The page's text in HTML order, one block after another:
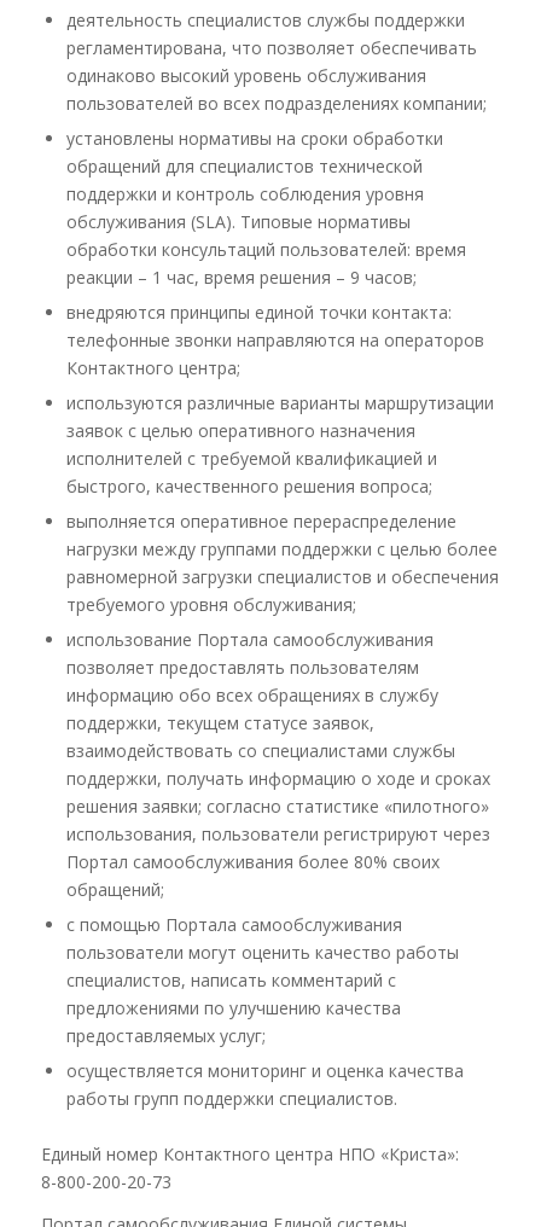
деятельность специалистов службы поддержки
регламентирована, что позволяет обеспечивать
одинаково высокий уровень обслуживания
пользователей во всех подразделениях компании;
установлены нормативы на сроки обработки
обращений для специалистов технической
поддержки и контроль соблюдения уровня
обслуживания (SLA). Типовые нормативы
обработки консультаций пользователей: время
реакции – 1 час, время решения – 9 часов;
внедряются принципы единой точки контакта:
телефонные звонки направляются на операторов
Контактного центра;
используются различные варианты маршрутизации
заявок с целью оперативного назначения
исполнителей с требуемой квалификацией и
быстрого, качественного решения вопроса;
выполняется оперативное перераспределение
нагрузки между группами поддержки с целью более
равномерной загрузки специалистов и обеспечения
требуемого уровня обслуживания;
использование Портала самообслуживания
позволяет предоставлять пользователям
информацию обо всех обращениях в службу
поддержки, текущем статусе заявок,
взаимодействовать со специалистами службы
поддержки, получать информацию о ходе и сроках
решения заявки; согласно статистике «пилотного»
использования, пользователи регистрируют через
Портал самообслуживания более 80% своих
обращений;
с помощью Портала самообслуживания
пользователи могут оценить качество работы
специалистов, написать комментарий с
предложениями по улучшению качества
предоставляемых услуг;
осуществляется мониторинг и оценка качества
работы групп поддержки специалистов.
Единый номер Контактного центра НПО «Криста»:
8-800-200-20-73